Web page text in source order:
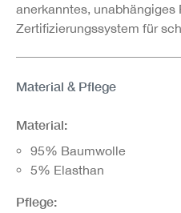
anerkanntes, unabhängiges
Zertifizierungssystem für
Material & Pflege
Material:
95% Baumwolle
5% Elasthan
Pflege: